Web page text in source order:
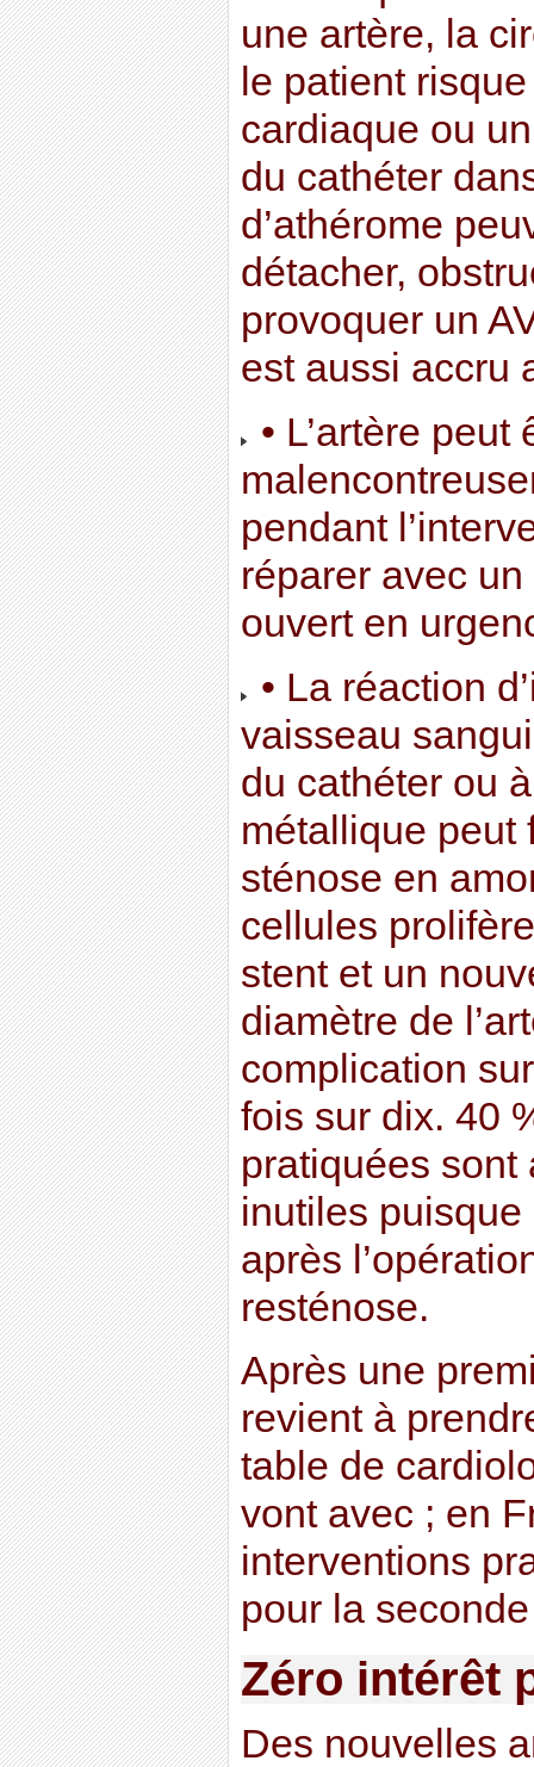
une artère, la
le patient
cardiaque ou
du cathéter
d’athérome
détacher,
provoquer un
est aussi accru
• L’artère
pendant
réparer avec
ouvert en
• La réaction
vaisseau
du cathéter ou
métallique peut
sténose en
cellules
stent et un
diamètre de
complication
fois sur dix. 40
pratiquées sont
inutiles puisque
après
resténose.
Après une
revient à
table de
vont avec ; en
interventions
pour la
Zéro intérêt
Des nouvelles